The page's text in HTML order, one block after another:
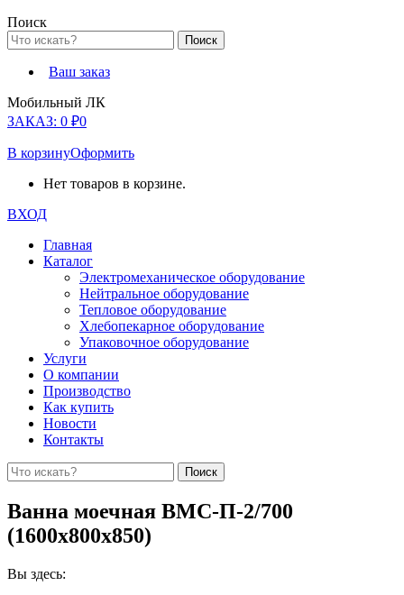
Поиск
Ваш заказ
Мобильный ЛК
ЗАКАЗ: 0 ₽0
В корзинуОформить
Нет товаров в корзине.
ВХОД
Главная
Каталог
Электромеханическое оборудование
Нейтральное оборудование
Тепловое оборудование
Хлебопекарное оборудование
Упаковочное оборудование
Услуги
О компании
Производство
Как купить
Новости
Контакты
Ванна моечная ВМС-П-2/700
(1600х800х850)
Вы здесь: